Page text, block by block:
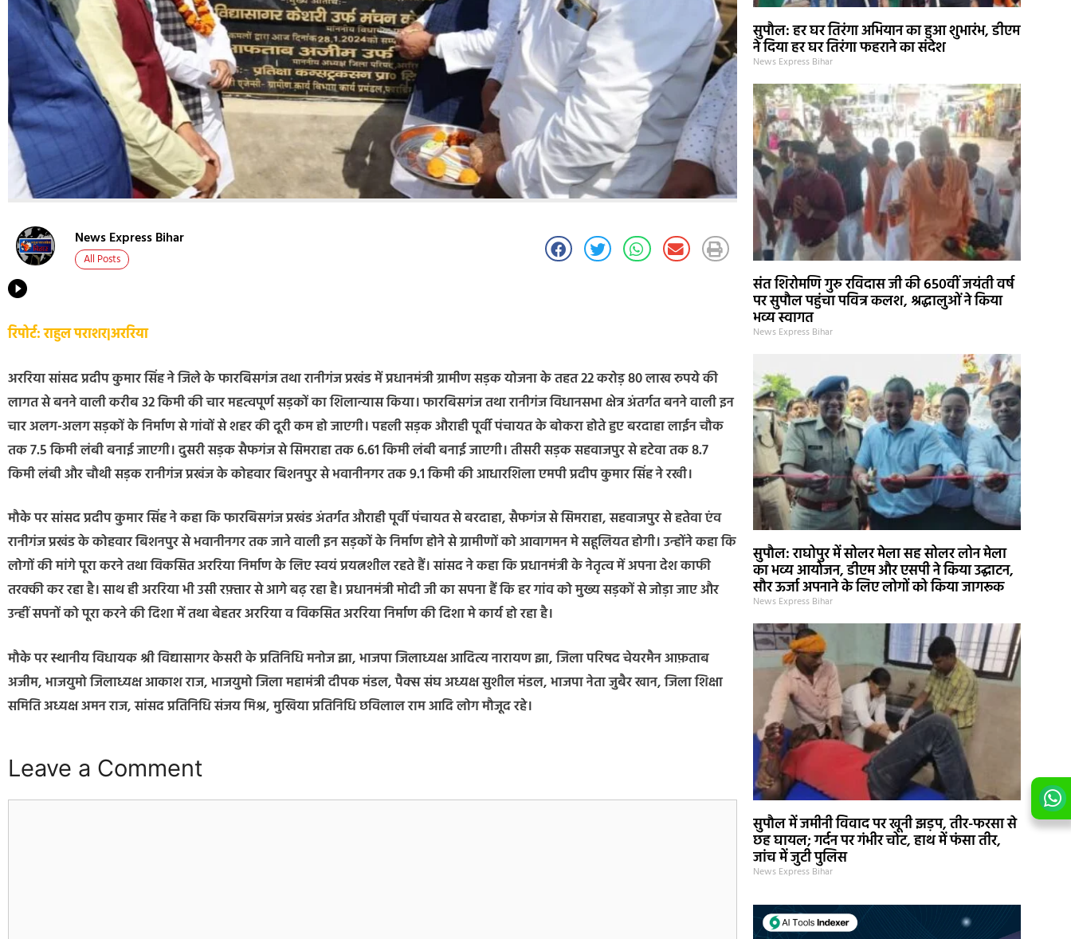
News Express Bihar
All Posts
रिपोर्ट: राहुल पराशर|अररिया
अररिया सांसद प्रदीप कुमार सिंह ने जिले के फारबिसगंज तथा रानीगंज प्रखंड में प्रधानमंत्री ग्रामीण सड़क योजना के तहत 22 करोड़ 80 लाख रुपये की
लागत से बनने वाली करीब 32 किमी की चार महत्वपूर्ण सड़कों का शिलान्यास किया। फारबिसगंज तथा रानीगंज विधानसभा क्षेत्र अंतर्गत बनने वाली इन
चार अलग-अलग सड़कों के निर्माण से गांवों से शहर की दूरी कम हो जाएगी। पहली सड़क औराही पूर्वी पंचायत के बोकरा होते हुए बरदाहा लाईन चौक
तक 7.5 किमी लंबी बनाई जाएगी। दुसरी सड़क सैफगंज से सिमराहा तक 6.61 किमी लंबी बनाई जाएगी। तीसरी सड़क सहवाजपुर से हटेवा तक 8.7
किमी लंबी और चौथी सड़क रानीगंज प्रखंज के कोहवार बिशनपुर से भवानीनगर तक 9.1 किमी की आधारशिला एमपी प्रदीप कुमार सिंह ने रखी।
मौके पर सांसद प्रदीप कुमार सिंह ने कहा कि फारबिसगंज प्रखंड अंतर्गत औराही पूर्वी पंचायत से बरदाहा, सैफगंज से सिमराहा, सहवाजपुर से हतेवा एंव
रानीगंज प्रखंड के कोहवार बिशनपुर से भवानीनगर तक जाने वाली इन सड़कों के निर्माण होने से ग्रामीणों को आवागमन मे सहूलियत होगी। उन्होंने कहा कि
लोगों की मांगे पूरा करने तथा विकसित अररिया निर्माण के लिए स्वयं प्रयत्नशील रहते हैं। सांसद ने कहा कि प्रधानमंत्री के नेतृत्व में अपना देश काफी
तरक्की कर रहा है। साथ ही अररिया भी उसी रफ़्तार से आगे बढ़ रहा है। प्रधानमंत्री मोदी जी का सपना हैं कि हर गांव को मुख्य सड़कों से जोड़ा जाए और
उन्हीं सपनों को पूरा करने की दिशा में तथा बेहतर अररिया व विकसित अररिया निर्माण की दिशा मे कार्य हो रहा है।
मौके पर स्थानीय विधायक श्री विद्यासागर केसरी के प्रतिनिधि मनोज झा, भाजपा जिलाध्यक्ष आदित्य नारायण झा, जिला परिषद चेयरमैन आफ़ताब
अजीम, भाजयुमो जिलाध्यक्ष आकाश राज, भाजयुमो जिला महामंत्री दीपक मंडल, पैक्स संघ अध्यक्ष सुशील मंडल, भाजपा नेता जुबैर खान, जिला शिक्षा
समिति अध्यक्ष अमन राज, सांसद प्रतिनिधि संजय मिश्र, मुखिया प्रतिनिधि छविलाल राम आदि लोग मौजूद रहे।
Leave a Comment
सुपौल: हर घर तिरंगा अभियान का हुआ शुभारंभ, डीएम
ने दिया हर घर तिरंगा फहराने का संदेश
News Express Bihar
संत शिरोमणि गुरु रविदास जी की 650वीं जयंती वर्ष
पर सुपौल पहुंचा पवित्र कलश, श्रद्धालुओं ने किया
भव्य स्वागत
News Express Bihar
सुपौल: राघोपुर में सोलर मेला सह सोलर लोन मेला
का भव्य आयोजन, डीएम और एसपी ने किया उद्घाटन,
सौर ऊर्जा अपनाने के लिए लोगों को किया जागरूक
News Express Bihar
सुपौल में जमीनी विवाद पर खूनी झड़प, तीर-फरसा से
छह घायल; गर्दन पर गंभीर चोट, हाथ में फंसा तीर,
जांच में जुटी पुलिस
News Express Bihar